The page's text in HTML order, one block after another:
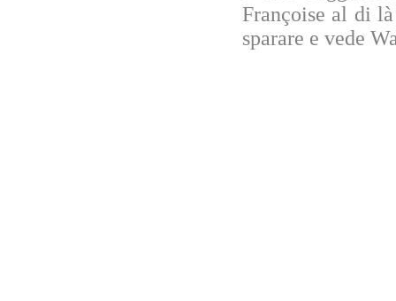
Françoise al di
sparare e vede